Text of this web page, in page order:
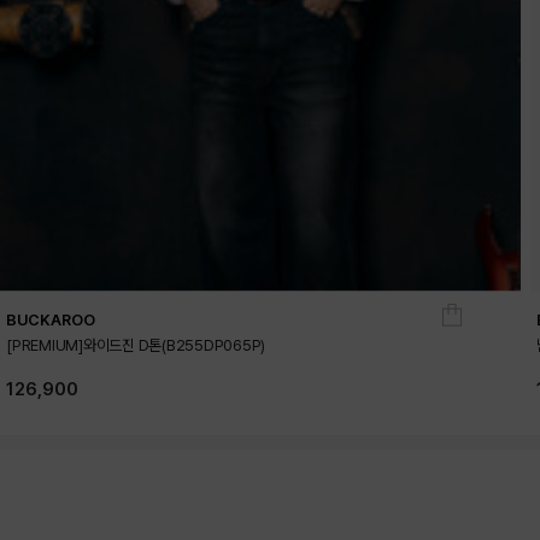
BUCKAROO
[PREMIUM]와이드진 D톤(B255DP065P)
126,900